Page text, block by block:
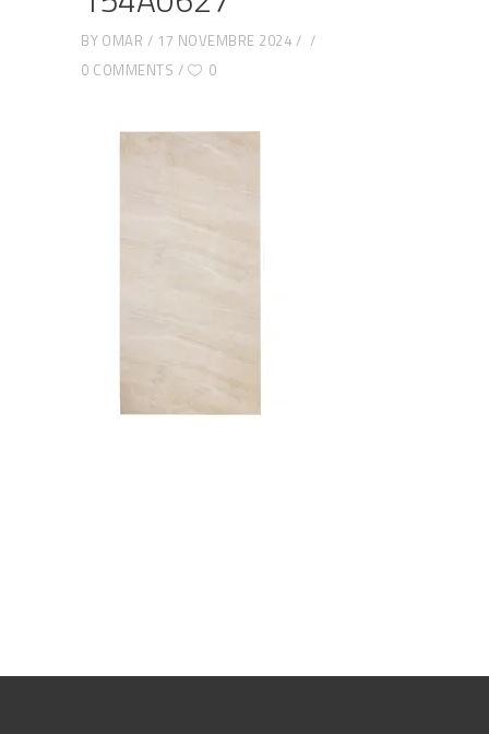
BY OMAR
17 NOVEMBRE 2024
0 COMMENTS
0